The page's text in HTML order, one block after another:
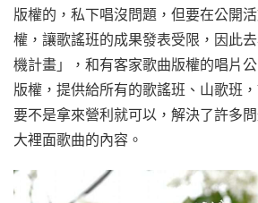
版權的，私下唱沒問題，但要在公開
權，讓歌謠班的成果發表受限，因此
機計畫」，和有客家歌曲版權的唱片
版權，提供給所有的歌謠班、山歌班
要不是拿來營利就可以，解決了許多
大裡面歌曲的內容。